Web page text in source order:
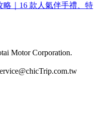
略｜16 款人氣伴手禮、特
Motor Corporation.